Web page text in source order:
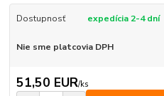
Dostupnosť expedícia 2-4 dní
Nie sme platcovia DPH
51,50 EUR/ks